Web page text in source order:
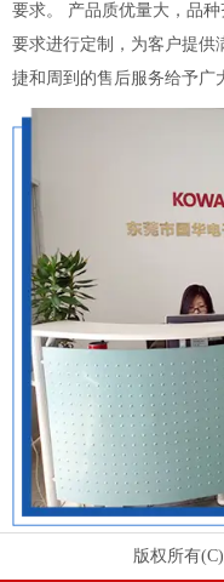
要求。 产品质优量大，品
要求进行定制，为客户提供
捷和周到的售后服务给予广
版权所有(C)